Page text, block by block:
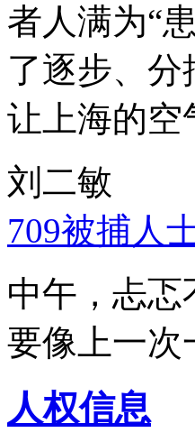
者人满为“
了逐步、
让上海的空
刘二敏
709被捕人
中午，忐
要像上一次
人权信息